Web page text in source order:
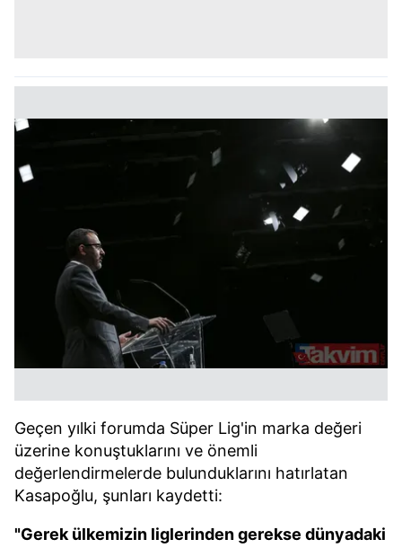
Geçen yılki forumda Süper Lig'in marka değeri
üzerine konuştuklarını ve önemli
değerlendirmelerde bulunduklarını hatırlatan
Kasapoğlu, şunları kaydetti:
"Gerek ülkemizin liglerinden gerekse dünyadaki